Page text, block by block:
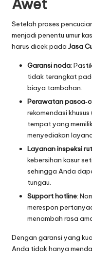
Awet
Setelah proses
menjadi penentu umur
harus dicek pada Jasa
Garansi noda:
tidak terangkat
biaya tambahan.
Perawatan
rekomendasi
tempat yang
menyediakan
Layanan inspeksi
kebersihan kasur
sehingga Anda
tungau.
Support hotline:
merespon
menambah rasa
Dengan garansi yang
Anda tidak hanya